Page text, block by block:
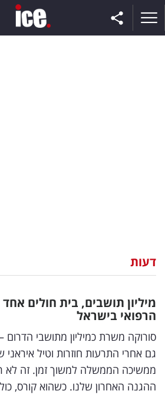
וצרכנות
דיגיטל
וטק
שיווק
ופרסום
דעות
מיליון תושבים, בית חולים
הרפואי בישראל
סורוקה משרת כמיליון מתושבי הדרום
גם אחרי התרעות חוזרות וטיל
ממשיכה הממשלה למשוך זמן. זה לא
ההגנה האחרון שלנו. כשהוא קורס,